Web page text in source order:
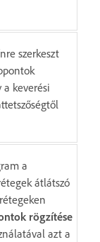
szerkeszt
a keverési
a
átlátszó
rögzítése
azt a